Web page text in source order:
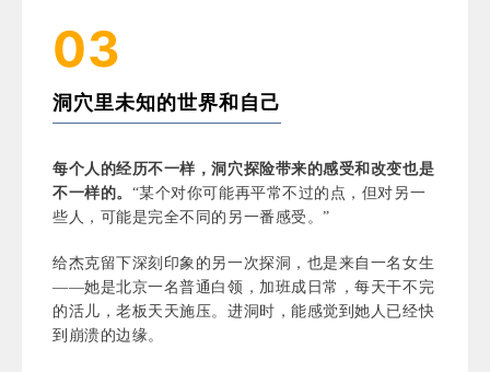
03
洞穴里未知的世界和自己
每个人的经历不一样，洞穴探险带来的感受和改变也是
不一样的。 “某个对你可能再平常不过的点，但对另一
些人，可能是完全不同的另一番感受。”
给杰克留下深刻印象的另一次探洞，也是来自一名女生
——她是北京一名普通白领，加班成日常，每天干不完
的活儿，老板天天施压。进洞时，能感觉到她人已经快
到崩溃的边缘。